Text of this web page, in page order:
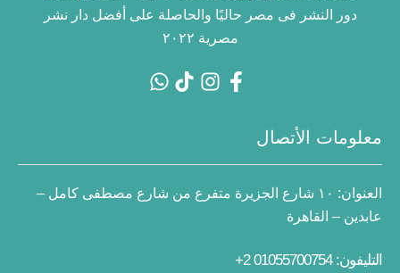
دور النشر فى مصر حاليًا والحاصلة على أفضل دار نشر
مصرية ٢٠٢٢
معلومات الأتصال
العنوان:
١٠ شارع الجزيرة متفرع من شارع مصطفى كامل –
عابدين – القاهرة
التليفون: 01055700754 2+